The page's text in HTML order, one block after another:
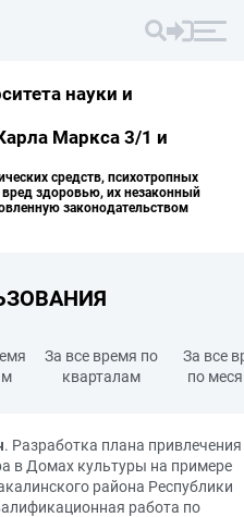
науки и
Маркса 3/1 и
средств, психотропных
вред здоровью, их незаконный
законодательством
За все время по
кварталам
За все
по
. Разработка плана привлечения
в Домах культуры на примере
района Республики
работа по